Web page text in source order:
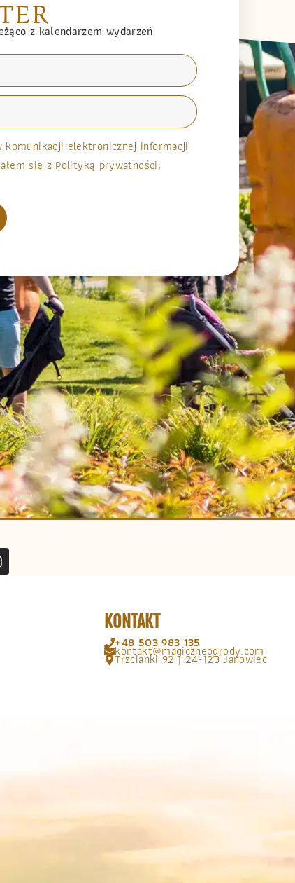
z kalendarzem wydarzeń
komunikacji elektronicznej informacji
się z Polityką prywatności,
KONTAKT
+48 503 983 135
kontakt@magiczneogrody.com
Trzcianki 92 | 24-123 Janowiec